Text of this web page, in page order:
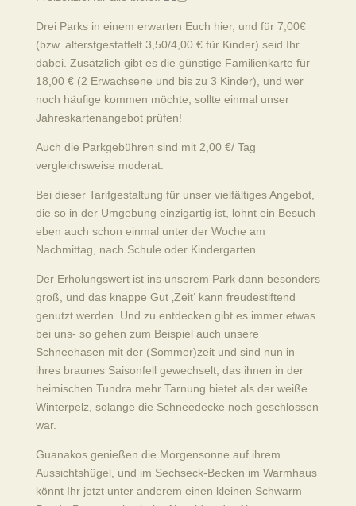
Drei Parks in einem erwarten Euch hier, und für 7,00€
(bzw. alterstgestaffelt 3,50/4,00 € für Kinder) seid Ihr
dabei. Zusätzlich gibt es die günstige Familienkarte für
18,00 € (2 Erwachsene und bis zu 3 Kinder), und wer
noch häufige kommen möchte, sollte einmal unser
Jahreskartenangebot prüfen!
Auch die Parkgebühren sind mit 2,00 €/ Tag
vergleichsweise moderat.
Bei dieser Tarifgestaltung für unser vielfältiges Angebot,
die so in der Umgebung einzigartig ist, lohnt ein Besuch
eben auch schon einmal unter der Woche am
Nachmittag, nach Schule oder Kindergarten.
Der Erholungswert ist ins unserem Park dann besonders
groß, und das knappe Gut ‚Zeit‘ kann freudestiftend
genutzt werden. Und zu entdecken gibt es immer etwas
bei uns- so gehen zum Beispiel auch unsere
Schneehasen mit der (Sommer)zeit und sind nun in
ihres braunes Saisonfell gewechselt, das ihnen in der
heimischen Tundra mehr Tarnung bietet als der weiße
Winterpelz, solange die Schneedecke noch geschlossen
war.
Guanakos genießen die Morgensonne auf ihrem
Aussichtshügel, und im Sechseck-Becken im Warmhaus
könnt Ihr jetzt unter anderem einen kleinen Schwarm